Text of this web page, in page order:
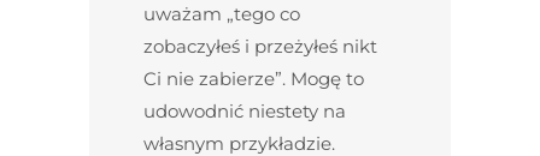
uważam „tego co
zobaczyłeś i przeżyłeś nikt
Ci nie zabierze”. Mogę to
udowodnić niestety na
własnym przykładzie.